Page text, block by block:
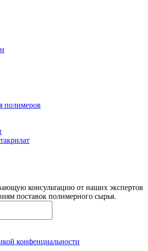
полимеров
консультацию от наших экспертов
поставок полимерного сырья.
конфенциальности